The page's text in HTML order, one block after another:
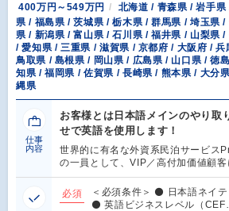
400万円～549万円
北海道 / 青森県 / 岩手
県 / 福島県 / 茨城県 / 栃木県 / 群馬県 / 埼玉県 /
県 / 新潟県 / 富山県 / 石川県 / 福井県 / 山梨県
/ 愛知県 / 三重県 / 滋賀県 / 京都府 / 大阪府 /
鳥取県 / 島根県 / 岡山県 / 広島県 / 山口県 / 徳
知県 / 福岡県 / 佐賀県 / 長崎県 / 熊本県 / 大分
縄県
仕事
内容
お客様とは日本語メインのやり取
せで英語を使用します！
世界的に有名な外資系民泊サービス
の一員として、VIP／高付加価値顧
必須
＜必須条件＞ ⚫ 日本語ネイ
⚫ 英語ビジネスレベル（